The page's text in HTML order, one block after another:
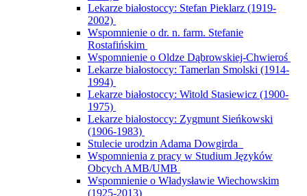
Lekarze białostoccy: Stefan Pieklarz (1919-
2002)
Wspomnienie o dr. n. farm. Stefanie
Rostafińskim
Wspomnienie o Oldze Dąbrowskiej-Chwieroś
Lekarze białostoccy: Tamerlan Smolski (1914-
1994)
Lekarze białostoccy: Witold Stasiewicz (1900-
1975)
Lekarze białostoccy: Zygmunt Sieńkowski
(1906-1983)
Stulecie urodzin Adama Dowgirda
Wspomnienia z pracy w Studium Języków
Obcych AMB/UMB
Wspomnienie o Władysławie Wiechowskim
(1925-2013)